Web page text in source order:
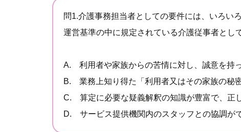
問1.介護事務担当者としての要件には、いろい
運営基準の中に規定されている介護従事者とし
A. 利用者や家族からの苦情に対し、誠意を持
B. 業務上知り得た「利用者又はその家族の秘
C. 算定に必要な疑義解釈の知識が豊富で、正
D. サービス提供機関内のスタッフとの協調が